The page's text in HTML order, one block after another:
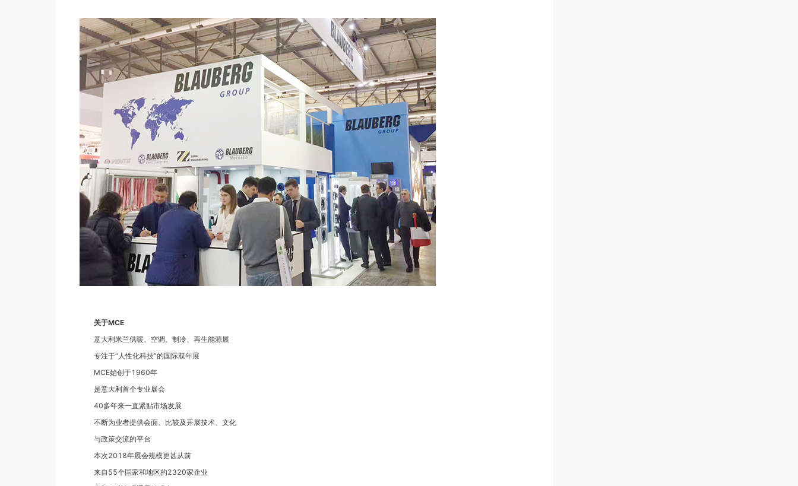
关于MCE
意大利米兰供暖、空调、制冷、再生能源展
专注于“人性化科技”的国际双年展
MCE始创于1960年
是意大利首个专业展会
40多年来一直紧贴市场发展
不断为业者提供会面、比较及开展技术、文化
与政策交流的平台
本次2018年展会规模更甚从前
来自55个国家和地区的2320家企业